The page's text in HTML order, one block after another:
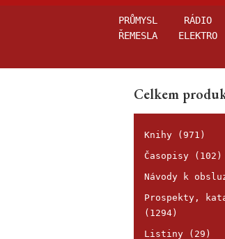
PRŮMYSL
ŘEMESLA
RÁDIO
ELEKTRO
Celkem
Knihy (971)
Časopisy (102)
Návody k
Prospekty,
(1294)
Listiny (29)